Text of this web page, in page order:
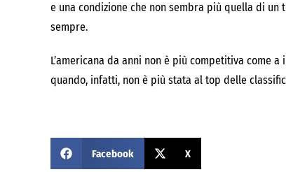
e una condizione che non sembra più quella di
sempre.
L’americana da anni non è più competitiva come
quando, infatti, non è più stata al top delle
Facebook X